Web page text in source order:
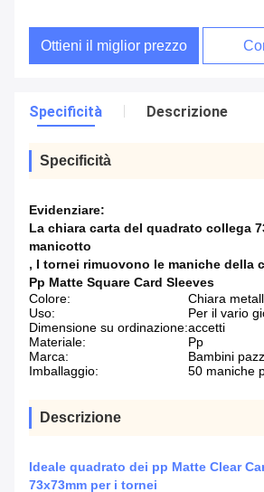
Ottieni il miglior prezzo
Specificità Descrizione
Specificità
Evidenziare:
La chiara carta del quadrato collega
manicotto
, I tornei rimuovono le maniche della
Pp Matte Square Card Sleeves
Colore:
Chiara
Uso:
Per il vario
Dimensione su ordinazione:accetti
Materiale:
Pp
Marca:
Bambini
Imballaggio:
50 maniche
Descrizione
Ideale quadrato dei pp Matte Clear
73x73mm per i tornei